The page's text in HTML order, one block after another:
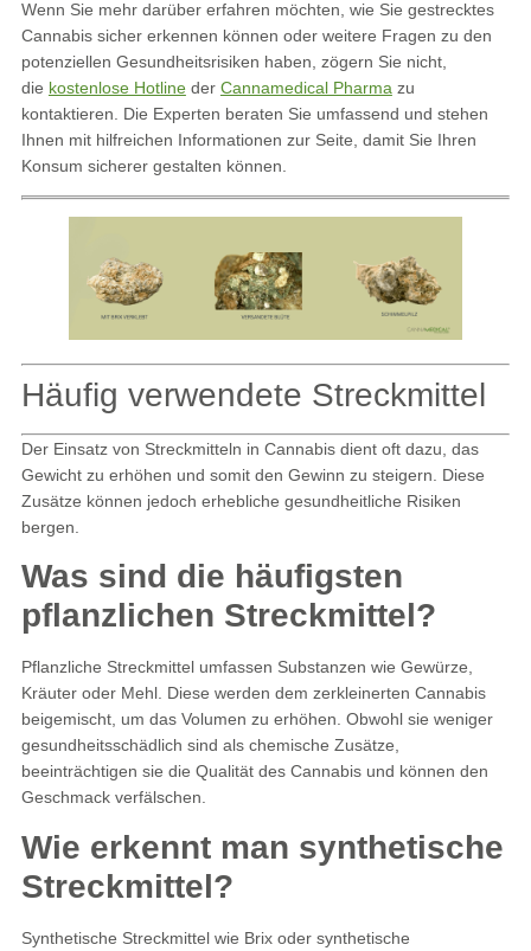
Wenn Sie mehr darüber erfahren möchten, wie Sie gestrecktes
Cannabis sicher erkennen können oder weitere Fragen zu den
potenziellen Gesundheitsrisiken haben, zögern Sie nicht,
die kostenlose Hotlineder Cannamedical Pharma zu
kontaktieren. Die Experten beraten Sie umfassend und stehen
Ihnen mit hilfreichen Informationen zur Seite, damit Sie Ihren
Konsum sicherer gestalten können.
Häufig verwendete Streckmittel
Der Einsatz von Streckmitteln in Cannabis dient oft dazu, das
Gewicht zu erhöhen und somit den Gewinn zu steigern. Diese
Zusätze können jedoch erhebliche gesundheitliche Risiken
bergen.
Was sind die häufigsten
pflanzlichen Streckmittel?
Pflanzliche Streckmittel umfassen Substanzen wie Gewürze,
Kräuter oder Mehl. Diese werden dem zerkleinerten Cannabis
beigemischt, um das Volumen zu erhöhen. Obwohl sie weniger
gesundheitsschädlich sind als chemische Zusätze,
beeinträchtigen sie die Qualität des Cannabis und können den
Geschmack verfälschen.
Wie erkennt man synthetische
Streckmittel?
Synthetische Streckmittel wie Brix oder synthetische